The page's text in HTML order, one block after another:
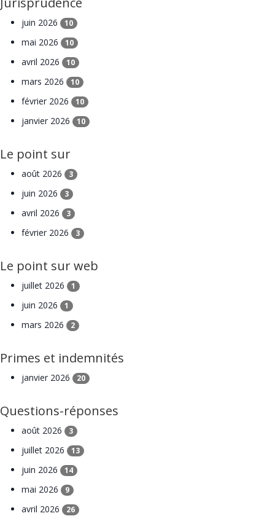
juin 2026 10
mai 2026 10
avril 2026 10
mars 2026 10
février 2026 10
janvier 2026 10
Le point sur
août 2026 3
juin 2026 3
avril 2026 3
février 2026 3
Le point sur web
juillet 2026 1
juin 2026 1
mars 2026 2
Primes et indemnités
janvier 2026 20
Questions-réponses
août 2026 3
juillet 2026 13
juin 2026 14
mai 2026 9
avril 2026 26